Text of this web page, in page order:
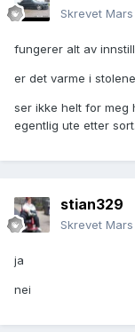
Skrevet
fungerer alt av
er det varme i
ser ikke helt for meg
egentlig ute etter
stian329
Skrevet
ja
nei